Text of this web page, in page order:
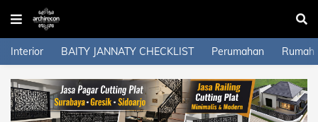
Interior BAITY JANNATY CHECKLIST Perumahan Rumah